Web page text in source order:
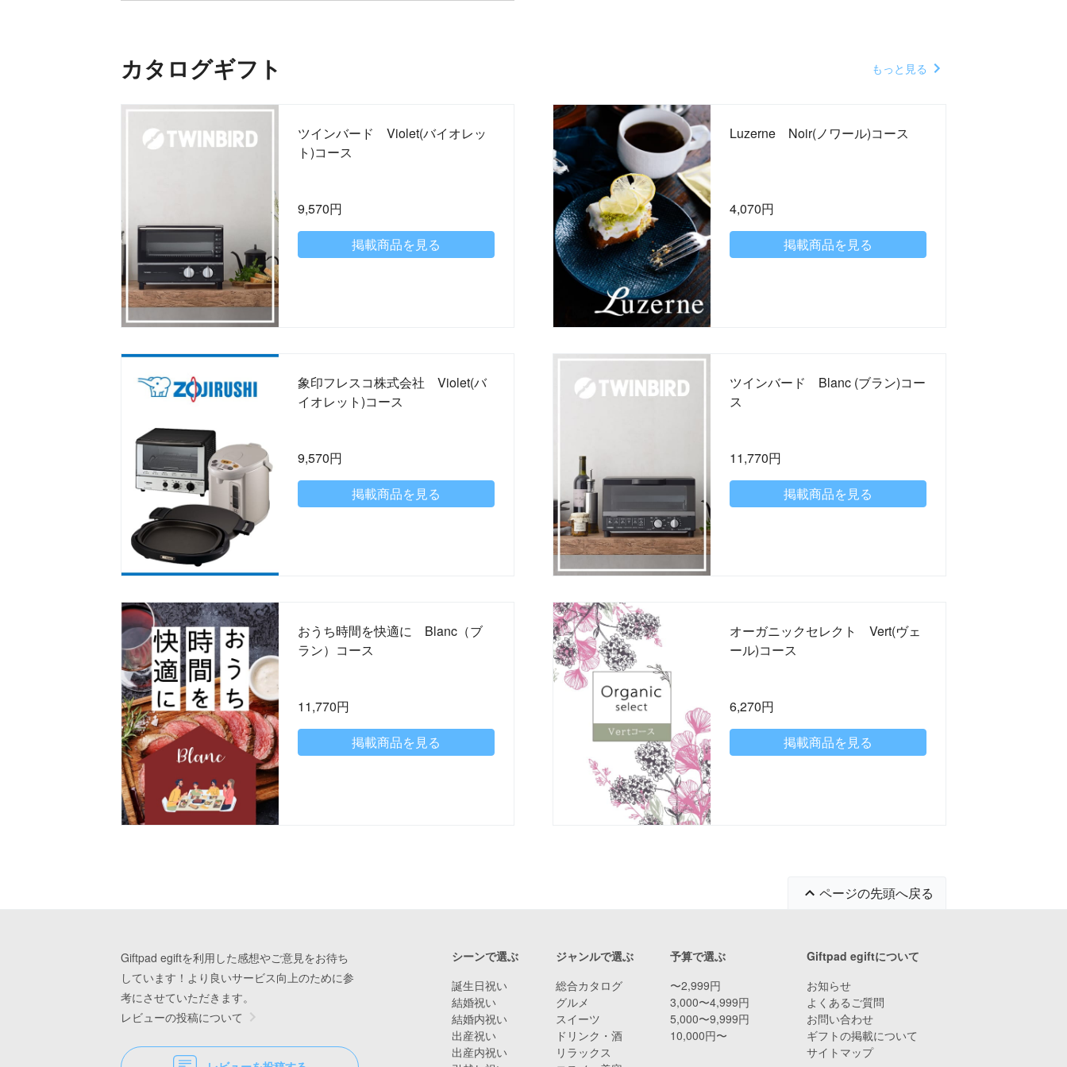
カタログギフト もっと見る
ツインバード Violet(バイオレッ
ト)コース
9,570円
掲載商品を見る
Luzerne Noir(ノワール)コース
4,070円
掲載商品を見る
象印フレスコ株式会社 Violet(バ
イオレット)コース
9,570円
掲載商品を見る
ツインバード Blanc (ブラン)コー
ス
11,770円
掲載商品を見る
おうち時間を快適に Blanc（ブ
ラン）コース
11,770円
掲載商品を見る
オーガニックセレクト Vert(ヴェ
ール)コース
6,270円
掲載商品を見る
ページの先頭へ戻る
Giftpad egiftを利用した感想やご意見をお待ち
しています！より良いサービス向上のために参
考にさせていただきます。
レビューの投稿について
シーンで選ぶ
誕生日祝い
結婚祝い
結婚内祝い
出産祝い
出産内祝い
予算で選ぶ
〜2,999円
3,000〜4,999円
5,000〜9,999円
10,000円〜
ジャンルで選ぶ
総合カタログ
グルメ
スイーツ
ドリンク・酒
リラックス
Giftpad egiftについて
お知らせ
よくあるご質問
お問い合わせ
ギフトの掲載について
サイトマップ